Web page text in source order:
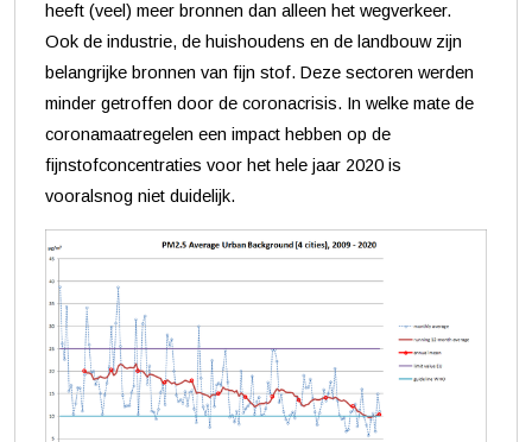
heeft (veel) meer bronnen dan alleen het wegverkeer.
Ook de industrie, de huishoudens en de landbouw zijn
belangrijke bronnen van fijn stof. Deze sectoren werden
minder getroffen door de coronacrisis. In welke mate de
coronamaatregelen een impact hebben op de
fijnstofconcentraties voor het hele jaar 2020 is
vooralsnog niet duidelijk.